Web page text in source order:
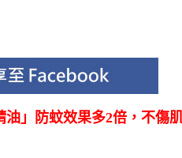
」防蚊效果多2倍，不傷